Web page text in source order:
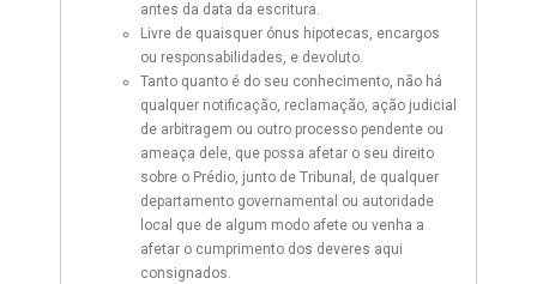
antes da data da escritura.
Livre de quaisquer ónus hipotecas, encargos
ou responsabilidades, e devoluto.
Tanto quanto é do seu conhecimento, não há
qualquer notificação, reclamação, ação judicial
de arbitragem ou outro processo pendente ou
ameaça dele, que possa afetar o seu direito
sobre o Prédio, junto de Tribunal, de qualquer
departamento governamental ou autoridade
local que de algum modo afete ou venha a
afetar o cumprimento dos deveres aqui
consignados.